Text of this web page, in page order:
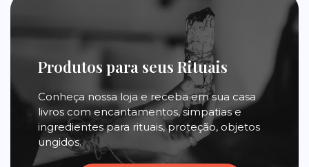
Produtos para seus Rituais
Conheça nossa loja e receba em sua casa
livros com encantamentos, simpatias e
ingredientes para rituais, proteção, objetos
ungidos.